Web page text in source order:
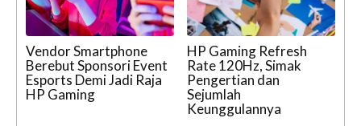
Vendor Smartphone
Berebut Sponsori Event
Esports Demi Jadi Raja
HP Gaming
HP Gaming Refresh
Rate 120Hz, Simak
Pengertian dan
Sejumlah
Keunggulannya